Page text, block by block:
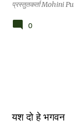
प्रस्तुतकर्ताMohini
0
यश दो हे भगवन